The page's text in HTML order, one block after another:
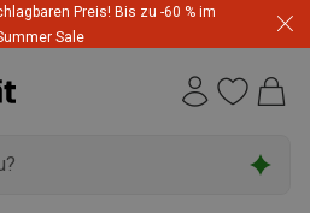
Preis! Bis zu -60 % im
Sale